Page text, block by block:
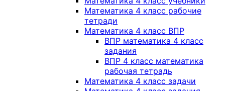
Математика 4 класс рабочие
тетради
Математика 4 класс ВПР
ВПР математика 4 класс
задания
ВПР 4 класс математика
рабочая тетрадь
Математика 4 класс задачи